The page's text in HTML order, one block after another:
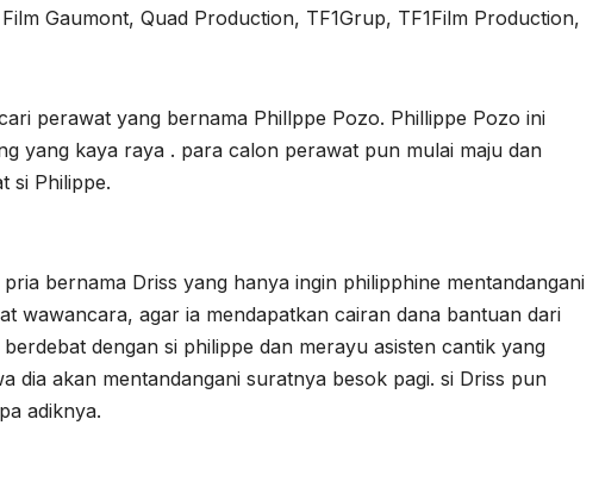
Gaumont, Quad Production, TF1Grup, TF1Film Production,
perawat yang bernama Phillppe Pozo. Phillippe Pozo ini
yang kaya raya . para calon perawat pun mulai maju dan
si Philippe.
bernama Driss yang hanya ingin philipphine mentandangani
wawancara, agar ia mendapatkan cairan dana bantuan dari
dengan si philippe dan merayu asisten cantik yang
dia akan mentandangani suratnya besok pagi. si Driss pun
adiknya.